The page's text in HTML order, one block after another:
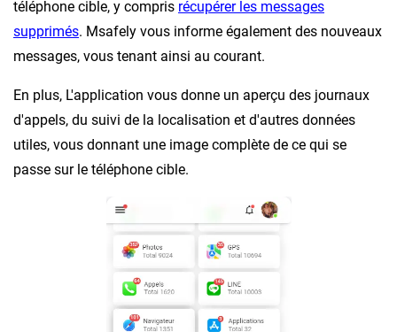
téléphone cible, y compris récupérer les messages
supprimés. Msafely vous informe également des nouveaux
messages, vous tenant ainsi au courant.
En plus, L'application vous donne un aperçu des journaux
d'appels, du suivi de la localisation et d'autres données
utiles, vous donnant une image complète de ce qui se
passe sur le téléphone cible.